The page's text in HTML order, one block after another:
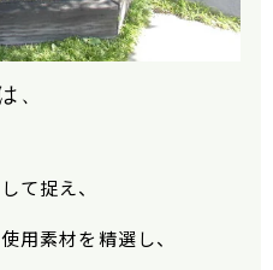
、
て捉え、
用素材を精選し、